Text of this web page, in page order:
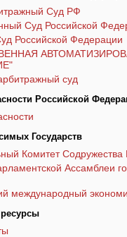
Суд РФ
Суд Российской
Российской Федерации
суд
Российской
Государств
Комитет Содружества
Ассамблеи
международный